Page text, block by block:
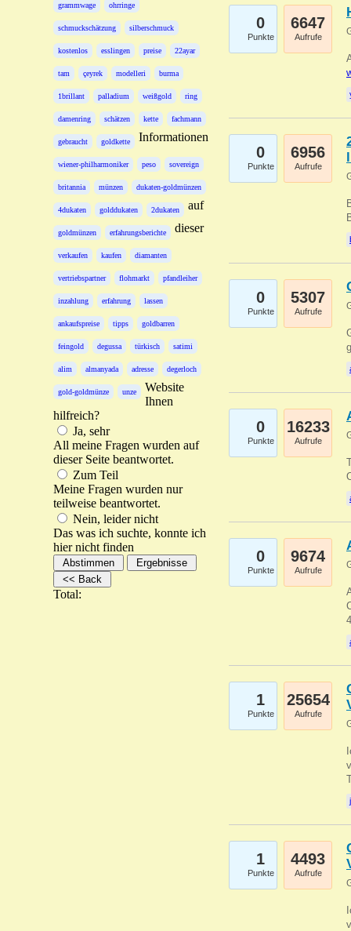
grammwage ohrringe
schmuckschätzung silberschmuck
kostenlos esslingen preise 22ayar
tam çeyrek modelleri burma
1brillant palladium weißgold ring
damenring schätzen kette fachmann
gebraucht goldkette
wiener-philharmoniker peso sovereign
britannia münzen dukaten-goldmünzen
4dukaten golddukaten 2dukaten
goldmünzen erfahrungsberichte
verkaufen kaufen diamanten
vertriebspartner flohmarkt pfandleiher
inzahlung erfahrung lassen
ankaufspreise tipps goldbarren
feingold degussa türkisch satimi
alim almanyada adresse degerloch
gold-goldmünze unze
Informationen
auf
dieser
Website
Ihnen
hilfreich?
Ja, sehr
All meine Fragen wurden auf
dieser Seite beantwortet.
Zum Teil
Meine Fragen wurden nur
teilweise beantwortet.
Nein, leider nicht
Das was ich suchte, konnte ich
hier nicht finden
Total:
0
Punkte
6647
Aufrufe
0
Punkte
6956
Aufrufe
0
Punkte
5307
Aufrufe
0
Punkte
16233
Aufrufe
0
Punkte
9674
Aufrufe
1
Punkte
25654
Aufrufe
1
Punkte
4493
Aufrufe